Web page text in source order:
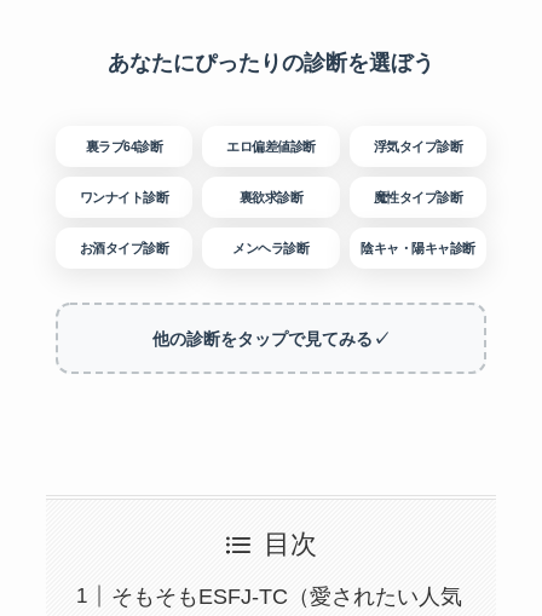
あなたにぴったりの診断を選ぼう
裏ラブ64診断 エロ偏差値診断 浮気タイプ診断
ワンナイト診断 裏欲求診断 魔性タイプ診断
お酒タイプ診断 メンヘラ診断 陰キャ・陽キャ診断
他の診断をタップで見てみる✓
目次
そもそもESFJ-TC（愛されたい人気